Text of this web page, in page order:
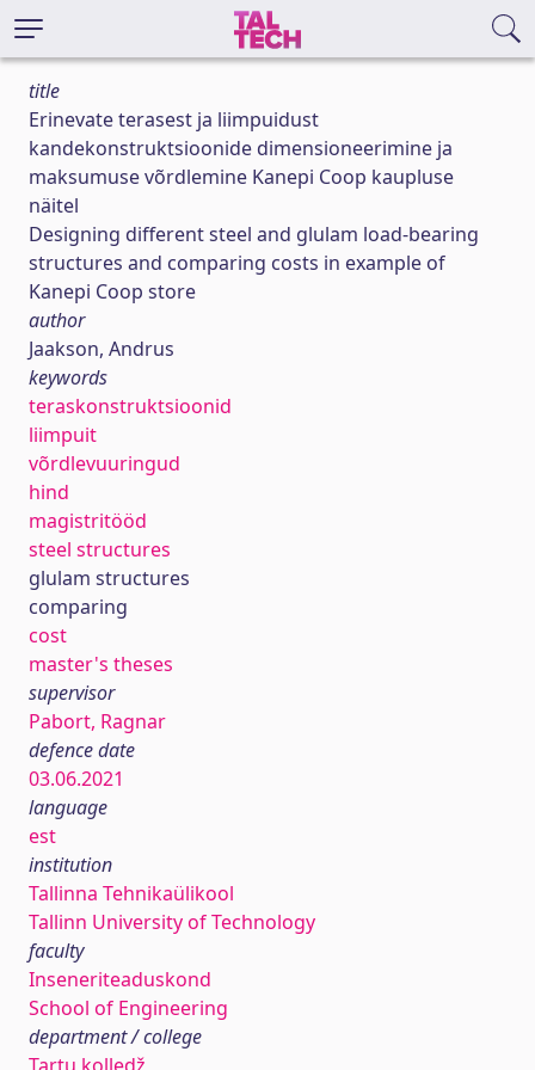
title
Erinevate terasest ja liimpuidust
kandekonstruktsioonide dimensioneerimine ja
maksumuse võrdlemine Kanepi Coop kaupluse
näitel
Designing different steel and glulam load-bearing
structures and comparing costs in example of
Kanepi Coop store
author
Jaakson, Andrus
keywords
teraskonstruktsioonid
liimpuit
võrdlevuuringud
hind
magistritööd
steel structures
glulam structures
comparing
cost
master's theses
supervisor
Pabort, Ragnar
defence date
03.06.2021
language
est
institution
Tallinna Tehnikaülikool
Tallinn University of Technology
faculty
Inseneriteaduskond
School of Engineering
department / college